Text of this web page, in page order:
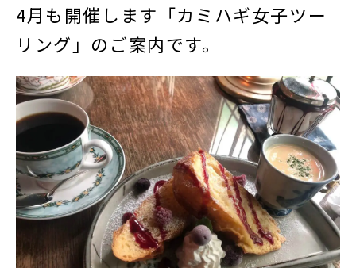
4月も開催します「カミハギ女子ツー
リング」のご案内です。